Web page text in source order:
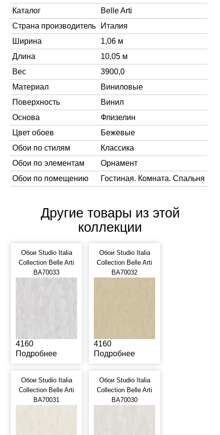
Каталог
Belle Arti
Страна производитель
Италия
Ширина
1,06 м
Длина
10,05 м
Вес
3900,0
Материал
Виниловые
Поверхность
Винил
Основа
Флизелин
Цвет обоев
Бежевые
Обои по стилям
Классика
Обои по элементам
Орнамент
Обои по помещению
Гостиная. Комната. Спальня
Другие товары из этой
коллекции
Обои Studio Italia
Collection Belle Arti
BA70033
4160
Подробнее
Обои Studio Italia
Collection Belle Arti
BA70032
4160
Подробнее
Обои Studio Italia
Collection Belle Arti
BA70031
Обои Studio Italia
Collection Belle Arti
BA70030